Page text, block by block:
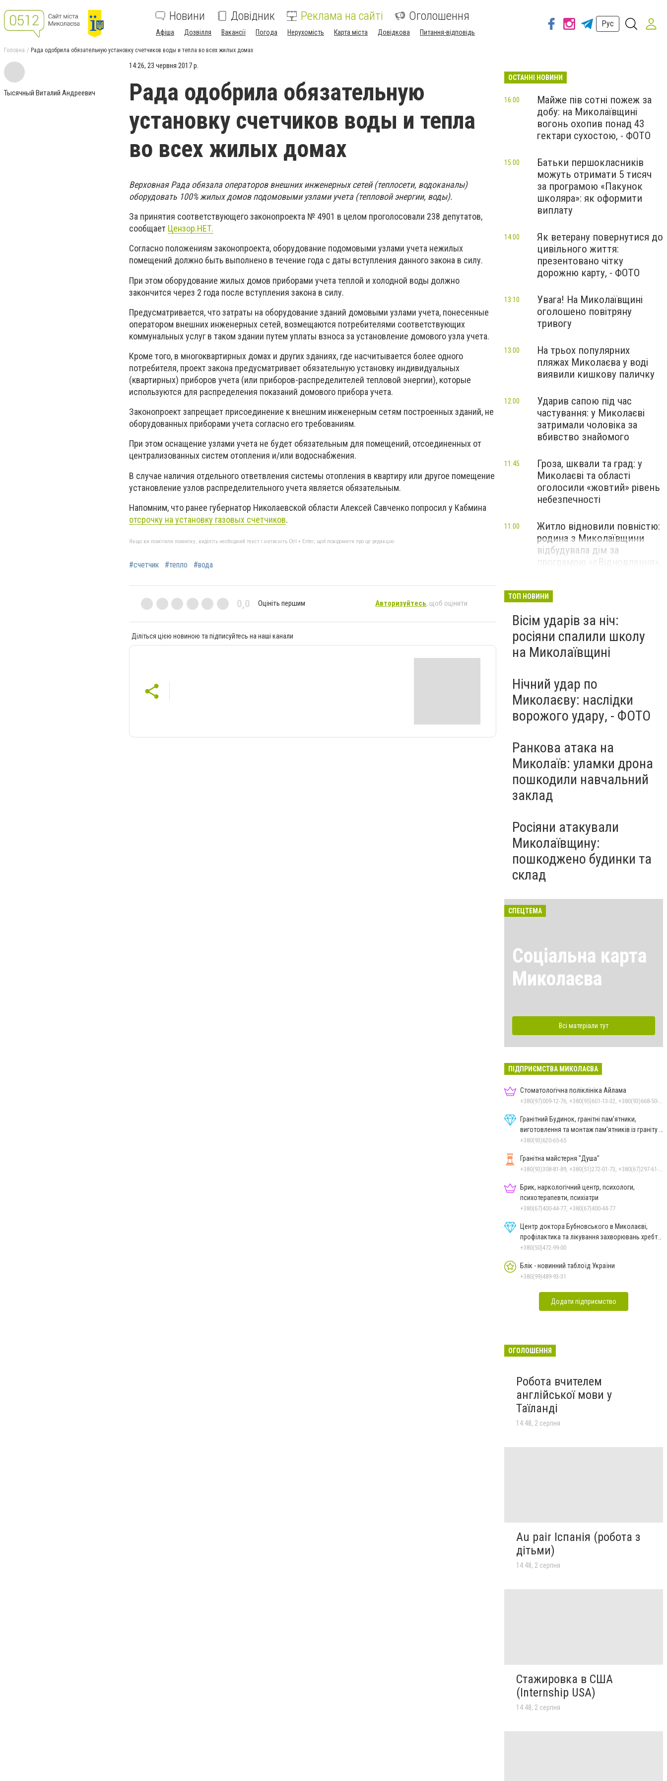
Новини Довідник Реклама на сайті Оголошення
Афіша Дозвілля Вакансії Погода Нерухомість Карта міста Довідкова Питання-відповідь
Рус
Головна Рада одобрила обязательную установку счетчиков воды и тепла во всех жилых домах
Тысячный Виталий Андреевич
14:26, 23 червня 2017 р.
Рада одобрила обязательную
установку счетчиков воды и тепла
во всех жилых домах
Верховная Рада обязала операторов внешних инженерных сетей (теплосети, водоканалы)
оборудовать 100% жилых домов подомовыми узлами учета (тепловой энергии, воды).
За принятия соответствующего законопроекта № 4901 в целом проголосовали 238 депутатов,
сообщает Цензор.НЕТ.
Согласно положениям законопроекта, оборудование подомовыми узлами учета нежилых
помещений должно быть выполнено в течение года с даты вступления данного закона в силу.
При этом оборудование жилых домов приборами учета теплой и холодной воды должно
закончится через 2 года после вступления закона в силу.
Предусматривается, что затраты на оборудование зданий домовыми узлами учета, понесенные
оператором внешних инженерных сетей, возмещаются потребителями соответствующих
коммунальных услуг в таком здании путем уплаты взноса за установление домового узла учета.
Кроме того, в многоквартирных домах и других зданиях, где насчитывается более одного
потребителя, проект закона предусматривает обязательную установку индивидуальных
(квартирных) приборов учета (или приборов-распределителей тепловой энергии), которые
используются для распределения показаний домового прибора учета.
Законопроект запрещает присоединение к внешним инженерным сетям построенных зданий, не
оборудованных приборами учета согласно его требованиям.
При этом оснащение узлами учета не будет обязательным для помещений, отсоединенных от
централизованных систем отопления и/или водоснабжения.
В случае наличия отдельного ответвления системы отопления в квартиру или другое помещение
установление узлов распределительного учета является обязательным.
Напомним, что ранее губернатор Николаевской области Алексей Савченко попросил у Кабмина
отсрочку на установку газовых счетчиков.
Якщо ви помітили помилку, виділіть необхідний текст і натисніть Ctrl + Enter, щоб повідомити про це редакцію
#счетчик #тепло #вода
0,0 Оцініть першим Авторизуйтесь, щоб оцінити
Діліться цією новиною та підписуйтесь на наші канали
ОСТАННІ НОВИНИ
Майже пів сотні пожеж за
добу: на Миколаївщині
вогонь охопив понад 43
гектари сухостою, - ФОТО
16:00
Батьки першокласників
можуть отримати 5 тисяч
за програмою «Пакунок
школяра»: як оформити
виплату
15:00
Як ветерану повернутися до
цивільного життя:
презентовано чітку
дорожню карту, - ФОТО
14:00
Увага! На Миколаївщині
оголошено повітряну
тривогу
13:10
На трьох популярних
пляжах Миколаєва у воді
виявили кишкову паличку
13:00
Ударив сапою під час
частування: у Миколаєві
затримали чоловіка за
вбивство знайомого
12:00
Гроза, шквали та град: у
Миколаєві та області
оголосили «жовтий» рівень
небезпечності
11:45
Житло відновили повністю:
родина з Миколаївщини
відбудувала дім за
програмою «єВідновлення»,
11:00
ТОП НОВИНИ
Вісім ударів за ніч:
росіяни спалили школу
на Миколаївщині
Нічний удар по
Миколаєву: наслідки
ворожого удару, - ФОТО
Ранкова атака на
Миколаїв: уламки дрона
пошкодили навчальний
заклад
Росіяни атакували
Миколаївщину:
пошкоджено будинки та
склад
СПЕЦТЕМА
Соціальна карта
Миколаєва
Всі матеріали тут
ПІДПРИЄМСТВА МИКОЛАЄВА
Стоматологічна поліклініка Айлама
Гранітний Будинок, гранітні пам'ятники,
виготовлення та монтаж пам'ятників із граніту в
Миколаєві
+380(93)620-65-65
Гранітна майстерня "Душа"
Брик, наркологічний центр, психологи,
психотерапевти, психіатри
+380(67)400-44-77, +380(67)400-44-77
Центр доктора Бубновського в Миколаєві,
профілактика та лікування захворювань хребта
і суглобів
+380(50)472-99-00
Блік - новинний таблоїд України
+380(99)489-93-31
Додати підприємство
ОГОЛОШЕННЯ
Робота вчителем
англійської мови у
Таїланді
14:48, 2 серпня
Au pair Іспанія (робота з
дітьми)
14:48, 2 серпня
Стажировка в США
(Internship USA)
14:48, 2 серпня